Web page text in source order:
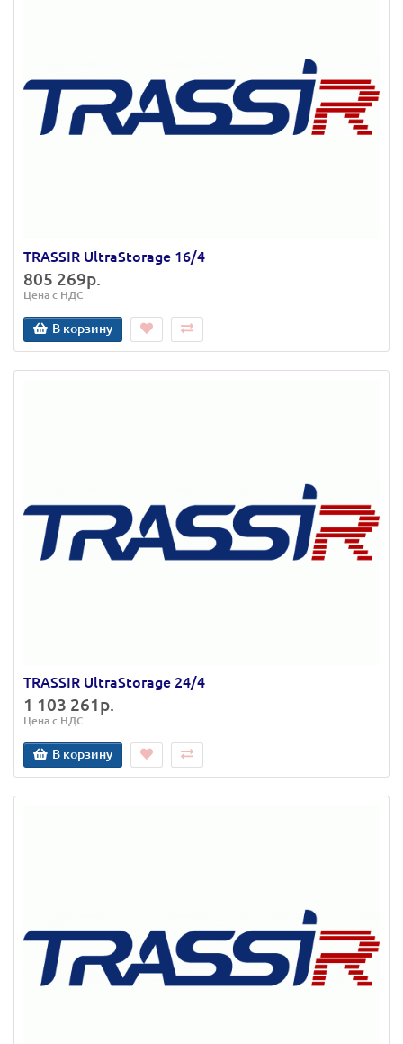
TRASSIR UltraStorage 16/4
805 269р.
Цена с НДС
В корзину
TRASSIR UltraStorage 24/4
1 103 261р.
Цена с НДС
В корзину